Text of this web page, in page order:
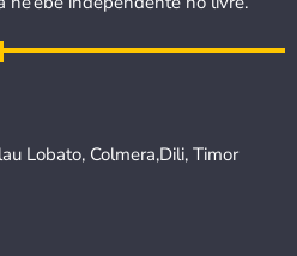
Lobato, Colmera,Dili, Timor